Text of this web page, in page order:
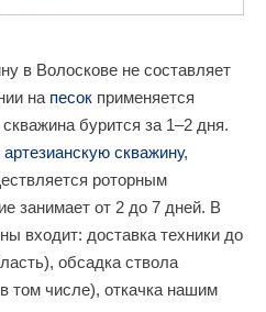
в Волоскове не составляет
на песок применяется
бурится за 1–2 дня.
артезианскую скважину,
роторным
занимает от 2 до 7 дней. В
входит: доставка техники до
обсадка ствола
том числе), откачка нашим